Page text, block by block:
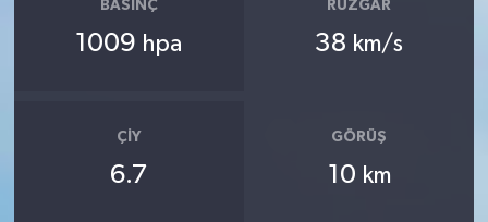
BASINÇ
1009 hpa
RÜZGAR
38 km/s
ÇIY
6.7
GÖRÜŞ
10 km